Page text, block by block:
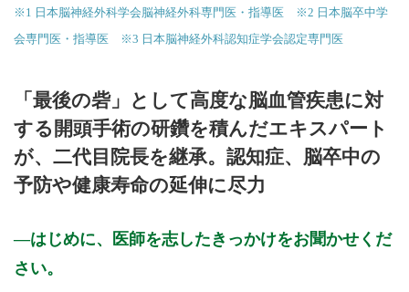
※1 日本脳神経外科学会脳神経外科専門医・指導医 ※2 日本脳卒中学
会専門医・指導医 ※3 日本脳神経外科認知症学会認定専門医
「最後の砦」として高度な脳血管疾患に対
する開頭手術の研鑽を積んだエキスパート
が、二代目院長を継承。認知症、脳卒中の
予防や健康寿命の延伸に尽力
はじめに、医師を志したきっかけをお聞かせくだ
さい。